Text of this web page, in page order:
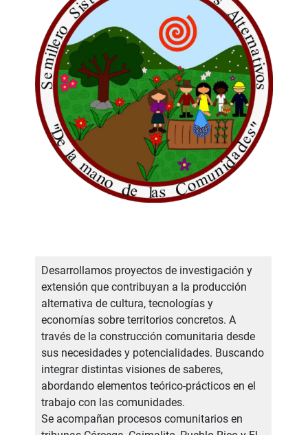
Desarrollamos proyectos de investigación y
extensión que contribuyan a la producción
alternativa de cultura, tecnologías y
economías sobre territorios concretos. A
través de la construcción comunitaria desde
sus necesidades y potencialidades. Buscando
integrar distintas visiones de saberes,
abordando elementos teórico-prácticos en el
trabajo con las comunidades.
Se acompañan procesos comunitarios en